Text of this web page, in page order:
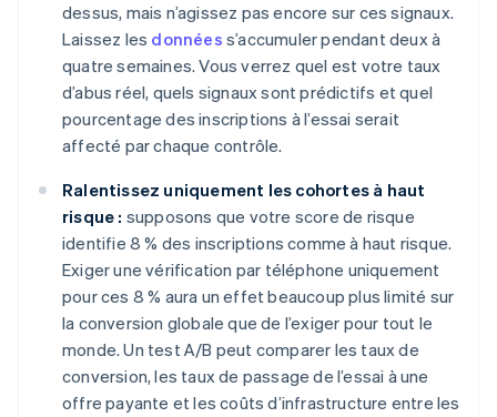
dessus, mais n’agissez pas encore sur ces signaux.
Laissez les données s’accumuler pendant deux à
quatre semaines. Vous verrez quel est votre taux
d’abus réel, quels signaux sont prédictifs et quel
pourcentage des inscriptions à l’essai serait
affecté par chaque contrôle.
Ralentissez uniquement les cohortes à haut
risque : supposons que votre score de risque
identifie 8 % des inscriptions comme à haut risque.
Exiger une vérification par téléphone uniquement
pour ces 8 % aura un effet beaucoup plus limité sur
la conversion globale que de l’exiger pour tout le
monde. Un test A/B peut comparer les taux de
conversion, les taux de passage de l’essai à une
offre payante et les coûts d’infrastructure entre les